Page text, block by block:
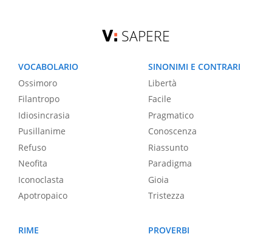
SAPERE
VOCABOLARIO
Ossimoro
Filantropo
Idiosincrasia
Pusillanime
Refuso
Neofita
Iconoclasta
Apotropaico
SINONIMI E CONTRARI
Libertà
Facile
Pragmatico
Conoscenza
Riassunto
Paradigma
Gioia
Tristezza
RIME
PROVERBI